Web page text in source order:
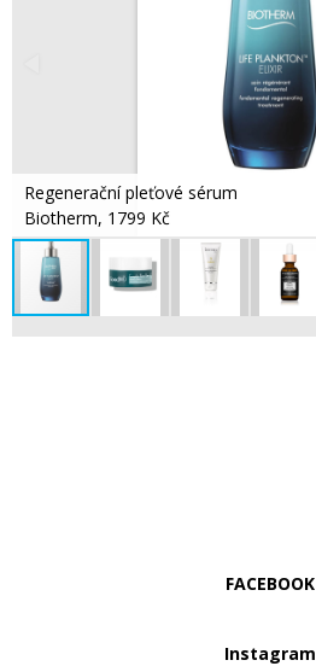
Regenerační pleťové sérum
Biotherm, 1799 Kč
FACEBOOK
Instagram